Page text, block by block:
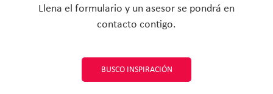
Llena el formulario y un asesor se pondrá en
contacto contigo.
BUSCO INSPIRACIÓN